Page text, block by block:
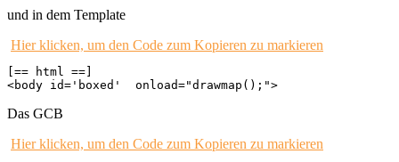
und in dem Template
Hier klicken, um den Code zum Kopieren zu markieren
[== html ==]
<body id='boxed'  onload="drawmap();">
Das GCB
Hier klicken, um den Code zum Kopieren zu markieren